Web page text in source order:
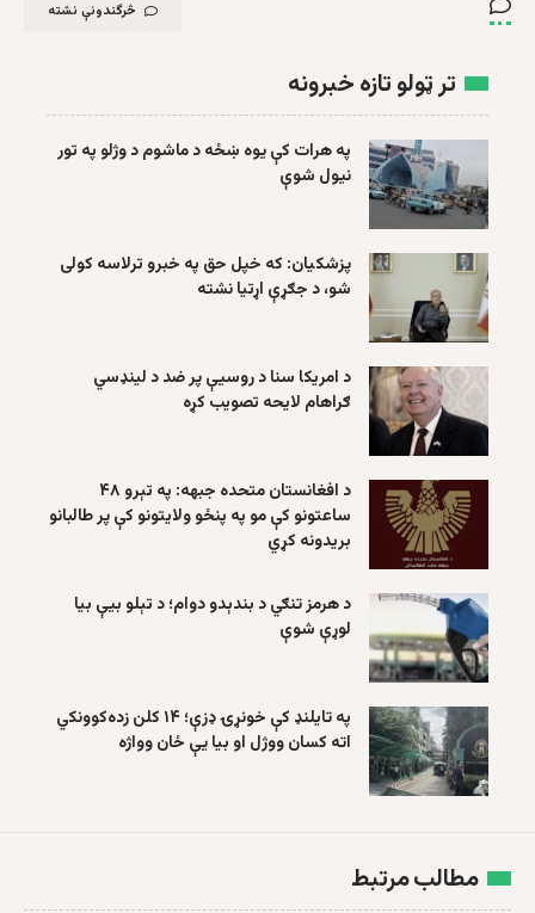
څرگندونې نشته
تر ټولو تازه خبرونه
په هرات کې یوه ښځه د ماشوم د وژلو په تور
نیول شوې
پزشکیان: که خپل حق په خبرو ترلاسه کولی
شو، د جګړې اړتیا نشته
د امریکا سنا د روسیې پر ضد د لینډسي
ګراهام لایحه تصویب کړه
د افغانستان متحده جبهه: په تېرو ۴۸
ساعتونو کې مو په پنځو ولایتونو کې پر طالبانو
بریدونه کړي
د هرمز تنګي د بندېدو دوام؛ د تېلو بیې بیا
لوړې شوې
په تایلنډ کې خونړۍ ډزې؛ ۱۴ کلن زده‌کوونکي
اته کسان ووژل او بیا یې ځان وواژه
مطالب مرتبط